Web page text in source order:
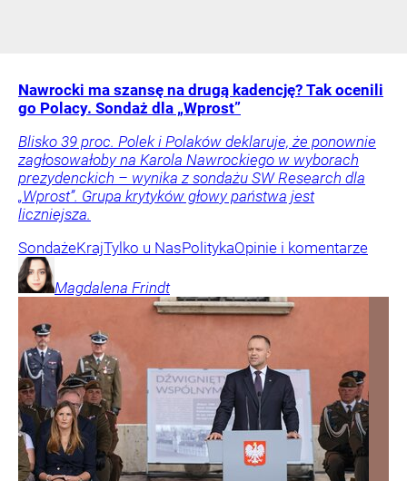
Nawrocki ma szansę na drugą kadencję? Tak ocenili
go Polacy. Sondaż dla „Wprost”
Blisko 39 proc. Polek i Polaków deklaruje, że ponownie
zagłosowałoby na Karola Nawrockiego w wyborach
prezydenckich – wynika z sondażu SW Research dla
„Wprost”. Grupa krytyków głowy państwa jest
liczniejsza.
SondażeKrajTylko u NasPolitykaOpinie i komentarze
Magdalena Frindt